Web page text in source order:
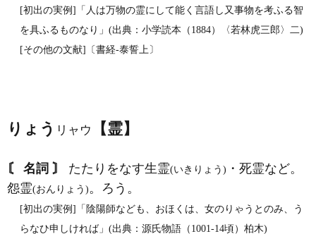
[初出の実例]「人は万物の霊にして能く言語し又事物を考ふる智
を具ふるものなり」(出典：小学読本（1884）〈若林虎三郎〉二)
[その他の文献]〔書経‐泰誓上〕
りょう リャウ 【霊】
〘 名詞 〙 たたりをなす生霊(いきりょう) ・死霊など。
怨霊(おんりょう)。ろう。
[初出の実例]「陰陽師なども、おほくは、女のりゃうとのみ、う
らなひ申しければ」(出典：源氏物語（1001‐14頃）柏木)